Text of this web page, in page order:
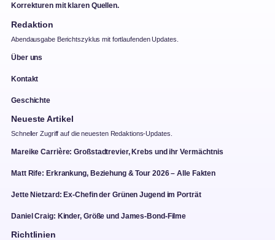
Korrekturen mit klaren Quellen.
Redaktion
Abendausgabe Berichtszyklus mit fortlaufenden Updates.
Über uns
Kontakt
Geschichte
Neueste Artikel
Schneller Zugriff auf die neuesten Redaktions-Updates.
Mareike Carrière: Großstadtrevier, Krebs und ihr Vermächtnis
Matt Rife: Erkrankung, Beziehung & Tour 2026 – Alle Fakten
Jette Nietzard: Ex-Chefin der Grünen Jugend im Porträt
Daniel Craig: Kinder, Größe und James-Bond-Filme
Richtlinien